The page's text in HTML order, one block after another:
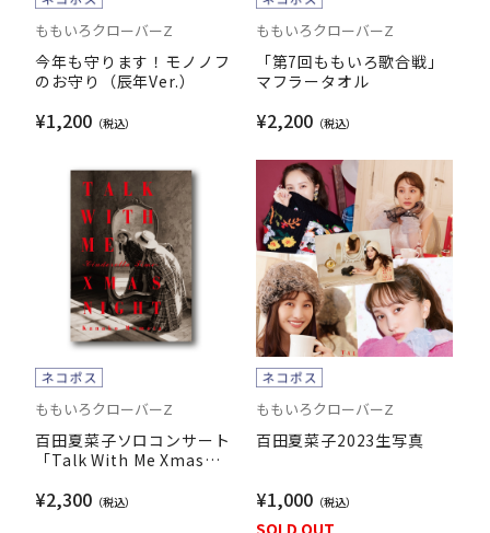
ももいろクローバーZ
今年も守ります！モノノフ
のお守り（辰年Ver.）
¥1,200
ももいろクローバーZ
「第7回ももいろ歌合戦」
マフラータオル
¥2,200
ももいろクローバーZ
百田夏菜子ソロコンサート
「Talk With Me Xmas
~」公式パンフレット
¥2,300
ももいろクローバーZ
百田夏菜子2023生写真
¥1,000